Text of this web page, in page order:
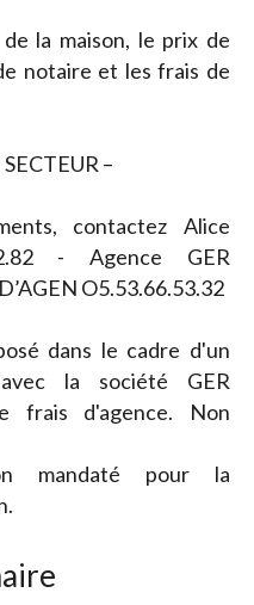
la maison, le prix de
notaire et les frais de
–
contactez Alice
- Agence GER
O5.53.66.53.32
dans le cadre d'un
la société GER
frais d'agence. Non
mandaté pour la